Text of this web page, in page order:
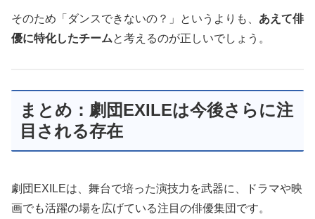
そのため「ダンスできないの？」というよりも、 あえて俳
優に特化したチームと考えるのが正しいでしょう。
まとめ：劇団EXILEは今後さらに注
目される存在
劇団EXILEは、舞台で培った演技力を武器に、ドラマや映
画でも活躍の場を広げている注目の俳優集団です。